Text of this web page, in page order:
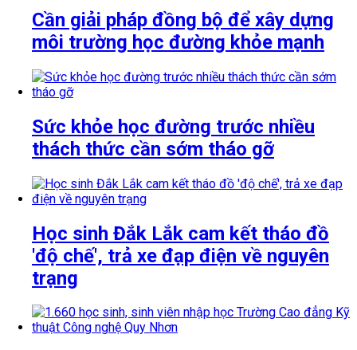
Cần giải pháp đồng bộ để xây dựng
môi trường học đường khỏe mạnh
Sức khỏe học đường trước nhiều
thách thức cần sớm tháo gỡ
Học sinh Đắk Lắk cam kết tháo đồ
'độ chế', trả xe đạp điện về nguyên
trạng